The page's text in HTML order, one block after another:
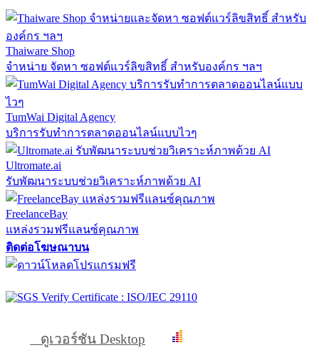
Thaiware Shop
จำหน่าย จัดหา ซอฟต์แวร์ลิขสิทธิ์ สำหรับองค์กร ฯลฯ
TumWai Digital Agency
บริการรับทำการตลาดออนไลน์แบบไวๆ
Ultromate.ai
รับพัฒนาระบบช่วยวิเคราะห์ภาพด้วย AI
FreelanceBay
แหล่งรวมฟรีแลนซ์คุณภาพ
ติดต่อโฆษณาบน
ดูเวอร์ชัน Desktop